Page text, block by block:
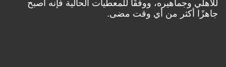
للأهلي وجماهيره، ووفقًا للمعطيات الحالية فإنه أصبح
جاهزًا أكثر من أي وقت مضى.